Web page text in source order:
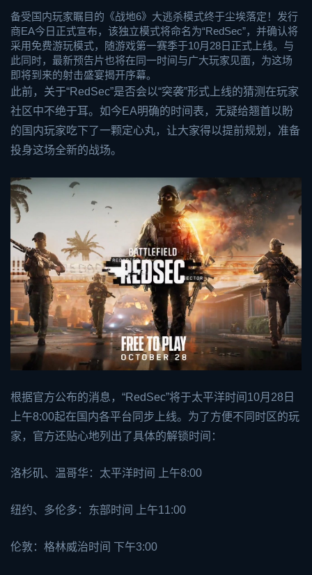
备受国内玩家瞩目的《战地6》大逃杀模式终于尘埃落定！发行
商EA今日正式宣布，该独立模式将命名为“RedSec”，并确认将
采用免费游玩模式，随游戏第一赛季于10月28日正式上线。与
此同时，最新预告片也将在同一时间与广大玩家见面，为这场
即将到来的射击盛宴揭开序幕。
此前，关于“RedSec”是否会以“突袭”形式上线的猜测在玩家
社区中不绝于耳。如今EA明确的时间表，无疑给翘首以盼
的国内玩家吃下了一颗定心丸，让大家得以提前规划，准备
投身这场全新的战场。
根据官方公布的消息，“RedSec”将于太平洋时间10月28日
上午8:00起在国内各平台同步上线。为了方便不同时区的玩
家，官方还贴心地列出了具体的解锁时间：
洛杉矶、温哥华：太平洋时间 上午8:00
纽约、多伦多：东部时间 上午11:00
伦敦：格林威治时间 下午3:00